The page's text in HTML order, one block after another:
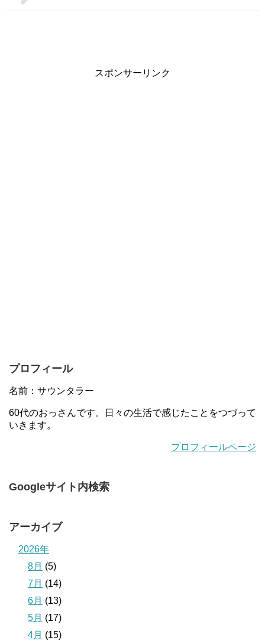
スポンサーリンク
プロフィール
名前：サウンタラー
60代のおっさんです。日々の生活で感じたことをつづって
いきます。
プロフィールページ
Googleサイト内検索
アーカイブ
2026年
8月 (5)
7月 (14)
6月 (13)
5月 (17)
4月 (15)